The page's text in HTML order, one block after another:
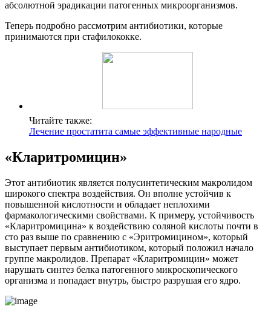
абсолютной эрадикации патогенных микроорганизмов.
Теперь подробно рассмотрим антибиотики, которые
принимаются при стафилококке.
Читайте также:
Лечение простатита самые эффективные народные
«Кларитромицин»
Этот антибиотик является полусинтетическим макролидом
широкого спектра воздействия. Он вполне устойчив к
повышенной кислотности и обладает неплохими
фармакологическими свойствами. К примеру, устойчивость
«Кларитромицина» к воздействию соляной кислоты почти в
сто раз выше по сравнению с «Эритромицином», который
выступает первым антибиотиком, который положил начало
группе макролидов. Препарат «Кларитромицин» может
нарушать синтез белка патогенного микроскопического
организма и попадает внутрь, быстро разрушая его ядро.